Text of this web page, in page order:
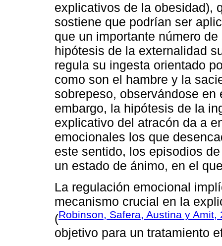
explicativos de la obesidad),
sostiene que podrían ser
que un importante número
hipótesis de la externalidad
regula su ingesta orientado
como son el hambre y la
sobrepeso, observándose
embargo, la hipótesis de la
explicativo del atracón da a
emocionales los que
este sentido, los episodios
un estado de ánimo, en el
La regulación emocional
mecanismo crucial en la
(Robinson, Safera, Austina y Amit,
objetivo para un tratamiento